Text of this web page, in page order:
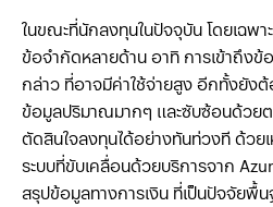
ในขณะที่นักลงทุนในปัจจุบัน โดยเฉพ
ข้อจำกัดหลายด้าน อาทิ การเข้าถึงข้
กล่าว ที่อาจมีค่าใช้จ่ายสูง อีกทั้งยังต้อ
ข้อมูลปริมาณมากๆ และซับซ้อนด้วยต
ตัดสินใจลงทุนได้อย่างทันท่วงที ด้ว
ระบบที่ขับเคลื่อนด้วยบริการจาก
สรุปข้อมูลทางการเงิน ที่เป็นปัจจัยพื้